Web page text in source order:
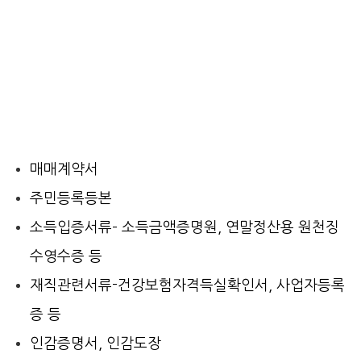
매매계약서
주민등록등본
소득입증서류– 소득금액증명원, 연말정산용 원천징
수영수증 등
재직관련서류-건강보험자격득실확인서, 사업자등록
증 등
인감증명서, 인감도장